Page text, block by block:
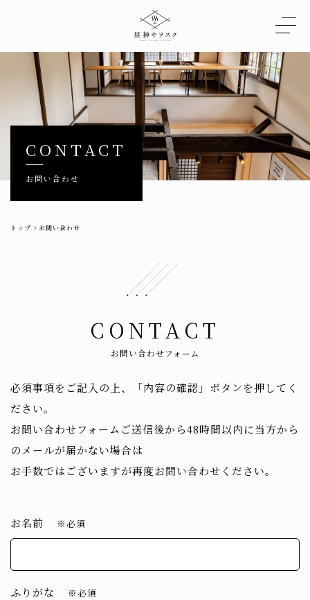
CONTACT
お問い合わせ
トップ>お問い合わせ
CONTACT
お問い合わせフォーム
必須事項をご記入の上、「内容の確認」ボタンを押してく
ださい。
お問い合わせフォームご送信後から48時間以内に当方から
のメールが届かない場合は
お手数ではございますが再度お問い合わせください。
お名前 ※必須
ふりがな ※必須